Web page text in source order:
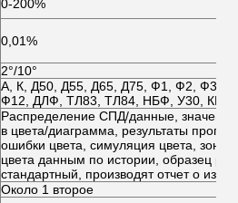
0-200%
0,01%
2°/10°
А, К, Д50, Д55, Д65, Д75, Ф1, Ф2, Ф3,
Ф12, ДЛФ, ТЛ83, ТЛ84, НБФ, У30, КВФ
Распределение СПД/данные,
в цвета/диаграмма, результаты
ошибки цвета, симуляция цвета, зона
цвета данным по истории, образец
стандартный, производят отчет о
Около 1 второе